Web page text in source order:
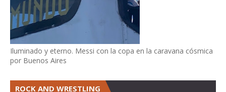
Iluminado y eterno. Messi con la copa en la caravana cósmica
por Buenos Aires
ROCK AND WRESTLING